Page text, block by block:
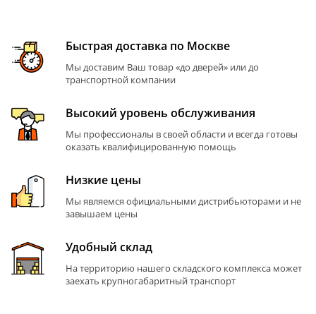
Быстрая доставка по Москве
Мы доставим Ваш товар «до дверей» или до
транспортной компании
Высокий уровень обслуживания
Мы профессионалы в своей области и всегда готовы
оказать квалифицированную помощь
Низкие цены
Мы являемся официальными дистрибьюторами и не
завышаем цены
Удобный склад
На территорию нашего складского комплекса может
заехать крупногабаритный транспорт